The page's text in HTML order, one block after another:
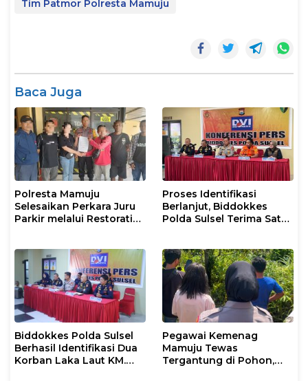
Tim Patmor Polresta Mamuju
Baca Juga
Polresta Mamuju
Selesaikan Perkara Juru
Parkir melalui Restorative
Proses Identifikasi
Berlanjut, Biddokkes
Polda Sulsel Terima Satu
Biddokkes Polda Sulsel
Berhasil Identifikasi Dua
Korban Laka Laut KM.
Pegawai Kemenag
Mamuju Tewas
Tergantung di Pohon,